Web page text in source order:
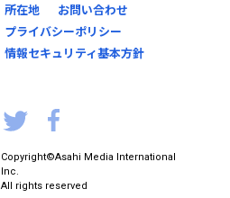
所在地
お問い合わせ
プライバシーポリシー
情報セキュリティ基本方針
Copyright©Asahi Media International
Inc.
All rights reserved